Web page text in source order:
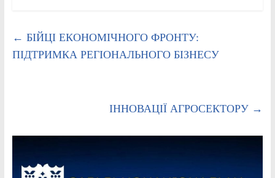
← БІЙЦІ ЕКОНОМІЧНОГО ФРОНТУ:
ПІДТРИМКА РЕГІОНАЛЬНОГО БІЗНЕСУ
ІННОВАЦІЇ АГРОСЕКТОРУ →